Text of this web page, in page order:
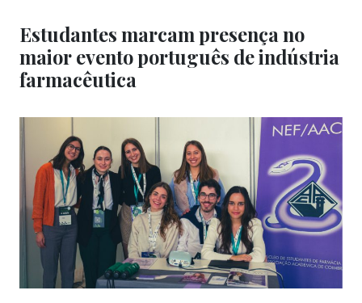
Estudantes marcam presença no
maior evento português de indústria
farmacêutica